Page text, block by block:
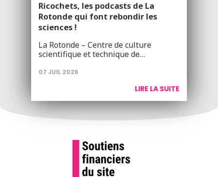
Ricochets, les podcasts de La
Rotonde qui font rebondir les
sciences !
La Rotonde – Centre de culture
scientifique et technique de…
07 JUIL 2026
LIRE LA SUITE